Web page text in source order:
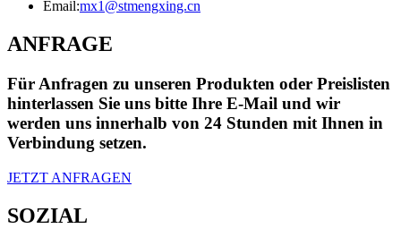
Email:mx1@stmengxing.cn
ANFRAGE
Für Anfragen zu unseren Produkten oder Preislisten
hinterlassen Sie uns bitte Ihre E-Mail und wir
werden uns innerhalb von 24 Stunden mit Ihnen in
Verbindung setzen.
JETZT ANFRAGEN
SOZIAL